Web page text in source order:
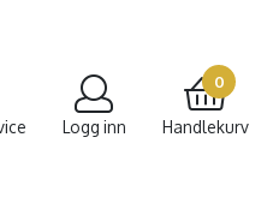
Logg inn
0
Handlekurv